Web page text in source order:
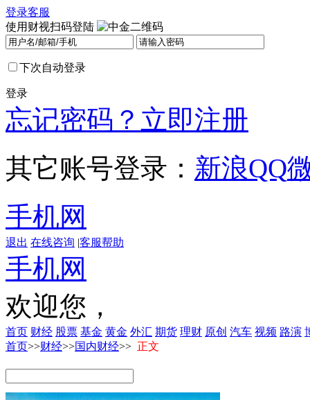
登录客服
使用财视扫码登陆
下次自动登录
登录
忘记密码？ 立即注册
其它账号登录： 新浪QQ
手机网
退出 在线咨询 |客服帮助
手机网
欢迎您，
首页 财经 股票 基金 黄金 外汇 期货 理财 原创 汽车 视频 路演
首页>>财经>>国内财经>> 正文